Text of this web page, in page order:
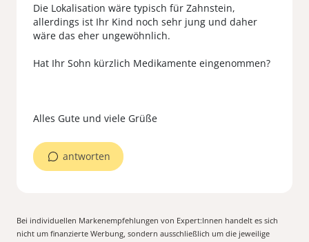
Die Lokalisation wäre typisch für Zahnstein,
allerdings ist Ihr Kind noch sehr jung und daher
wäre das eher ungewöhnlich.
Hat Ihr Sohn kürzlich Medikamente eingenommen?
antworten
Bei individuellen Markenempfehlungen von Expert:Innen handelt es sich
nicht um finanzierte Werbung, sondern ausschließlich um die jeweilige